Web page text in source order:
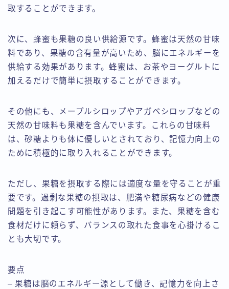
取することができます。
次に、蜂蜜も果糖の良い供給源です。蜂蜜は天然の甘味
料であり、果糖の含有量が高いため、脳にエネルギーを
供給する効果があります。蜂蜜は、お茶やヨーグルトに
加えるだけで簡単に摂取することができます。
その他にも、メープルシロップやアガベシロップなどの
天然の甘味料も果糖を含んでいます。これらの甘味料
は、砂糖よりも体に優しいとされており、記憶力向上の
ために積極的に取り入れることができます。
ただし、果糖を摂取する際には適度な量を守ることが重
要です。過剰な果糖の摂取は、肥満や糖尿病などの健康
問題を引き起こす可能性があります。また、果糖を含む
食材だけに頼らず、バランスの取れた食事を心掛けるこ
とも大切です。
要点
– 果糖は脳のエネルギー源として働き、記憶力を向上さ